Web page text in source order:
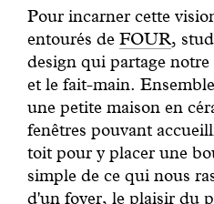
Pour incarner cette
entourés de FOUR,
design qui partage
et le fait-main.
une petite maison en
fenêtres pouvant
toit pour y placer une
simple de ce qui nous
d'un foyer, le plaisir du